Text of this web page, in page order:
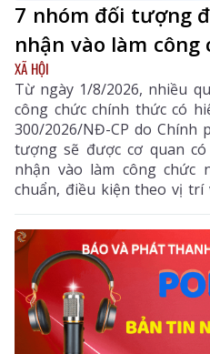
7 nhóm đối tượng
nhận vào làm
XÃ HỘI
Từ ngày 1/8/2026, nhiều
công chức chính thức có
300/2026/NĐ-CP do Chính
tượng sẽ được cơ quan
nhận vào làm công chức
chuẩn, điều kiện theo vị trí
những điểm mới đáng
nguồn nhân lực chất lượng